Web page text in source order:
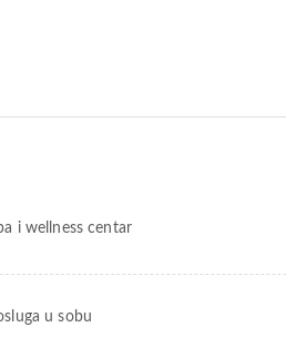
i wellness centar
u sobu